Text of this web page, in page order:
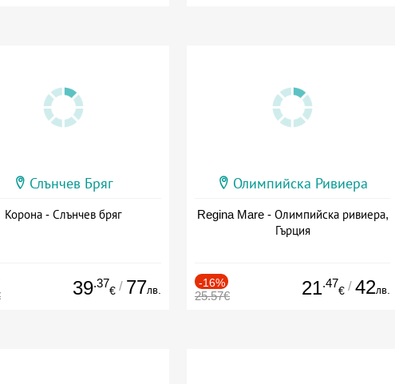
Слънчев Бряг
Корона - Слънчев бряг
39.37
€ / 77лв.
Олимпийска Ривиера
Regina Mare - Олимпийска ривиера,
Гърция
-16%
25.57€ 21.47
€ / 42лв.